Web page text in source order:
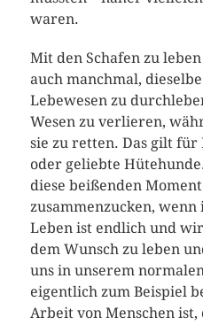
waren.
Mit den Schafen zu
auch manchmal,
Lebewesen zu
Wesen zu verlieren,
sie zu retten. Das gilt
oder geliebte
diese beißenden
zusammenzucken, wenn
Leben ist endlich und
dem Wunsch zu leben
uns in unserem
eigentlich zum Beispiel
Arbeit von Menschen